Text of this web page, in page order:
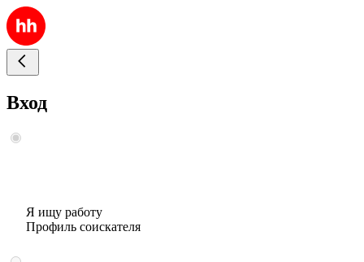
Вход
Я ищу работу
Профиль соискателя